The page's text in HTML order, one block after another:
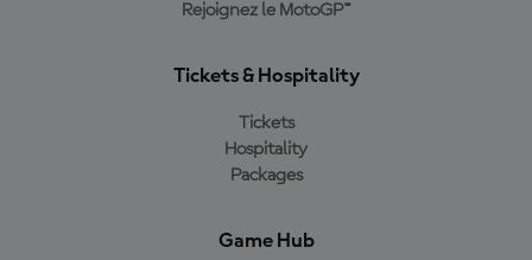
Rejoignez le MotoGP™
Tickets & Hospitality
Tickets
Hospitality
Packages
Game Hub